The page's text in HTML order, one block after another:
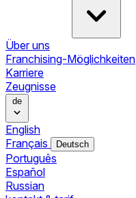
Über uns
Franchising-Möglichkeiten
Karriere
Zeugnisse
de
English
Français
Deutsch
Português
Español
Russian